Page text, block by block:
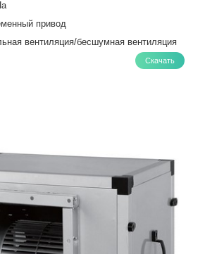
привод
вентиляция/бесшумная вентиляция
Скачать